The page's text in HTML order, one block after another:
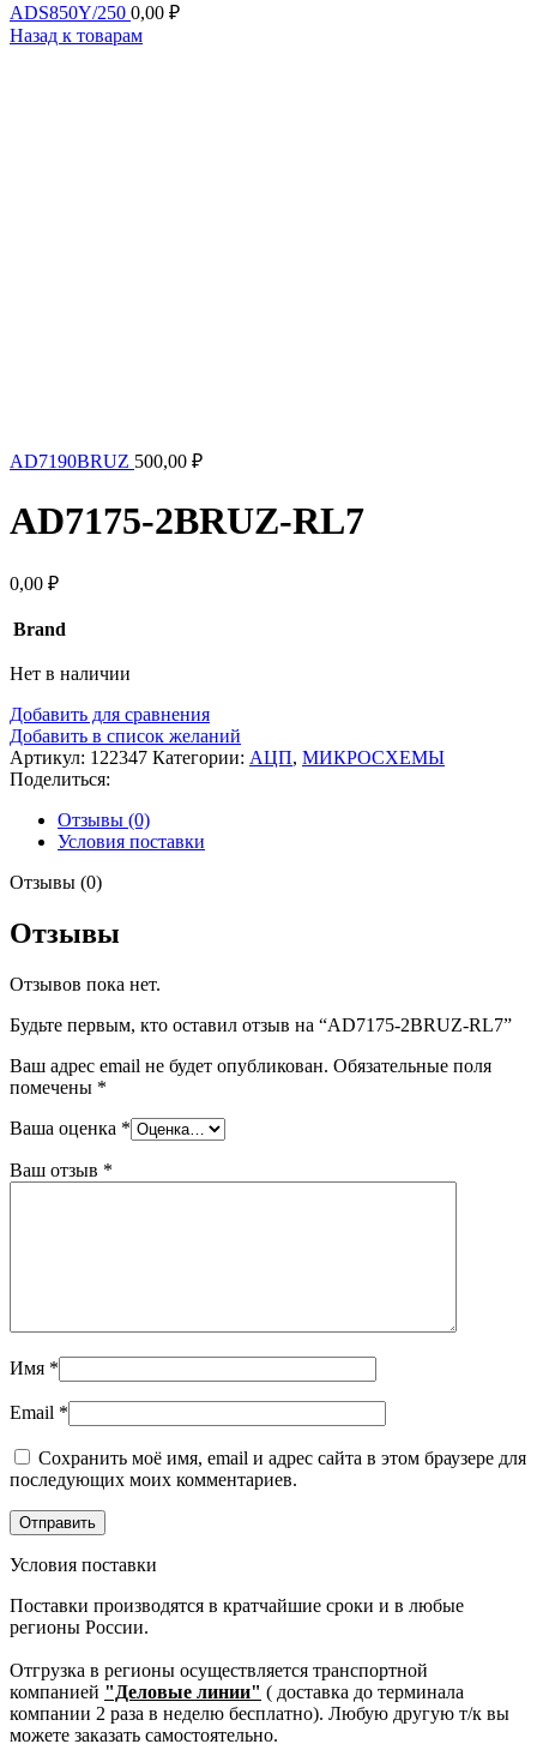
ADS850Y/250 0,00 ₽
Назад к товарам
AD7190BRUZ 500,00 ₽
AD7175-2BRUZ-RL7
0,00 ₽
Brand
Нет в наличии
Добавить для сравнения
Добавить в список желаний
Артикул: 122347 Категории: АЦП, МИКРОСХЕМЫ
Поделиться:
Отзывы (0)
Условия поставки
Отзывы (0)
Отзывы
Отзывов пока нет.
Будьте первым, кто оставил отзыв на “AD7175-2BRUZ-RL7”
Ваш адрес email не будет опубликован. Обязательные поля
помечены *
Ваша оценка *
Ваш отзыв *
Имя *
Email *
Сохранить моё имя, email и адрес сайта в этом браузере для
последующих моих комментариев.
Условия поставки
Поставки производятся в кратчайшие сроки и в любые
регионы России.
Отгрузка в регионы осуществляется транспортной
компанией "Деловые линии" ( доставка до терминала
компании 2 раза в неделю бесплатно). Любую другую т/к вы
можете заказать самостоятельно.